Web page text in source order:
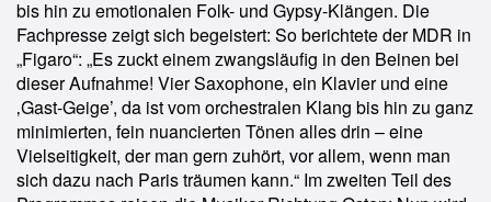
bis hin zu emotionalen Folk- und Gypsy-Klängen. Die
Fachpresse zeigt sich begeistert: So berichtete der MDR in
„Figaro“: „Es zuckt einem zwangsläufig in den Beinen bei
dieser Aufnahme! Vier Saxophone, ein Klavier und eine
‚Gast-Geige’, da ist vom orchestralen Klang bis hin zu ganz
minimierten, fein nuancierten Tönen alles drin – eine
Vielseitigkeit, der man gern zuhört, vor allem, wenn man
sich dazu nach Paris träumen kann.“ Im zweiten Teil des